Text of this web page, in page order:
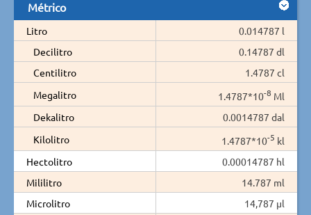
Métrico
Litro
0.014787 l
Decilitro
0.14787 dl
Centilitro
1.4787 cl
Megalitro
1.4787*10-8 Ml
Dekalitro
0.0014787 dal
Kilolitro
1.4787*10-5 kl
Hectolitro
0.00014787 hl
Mililitro
14.787 ml
Microlitro
14,787 µl